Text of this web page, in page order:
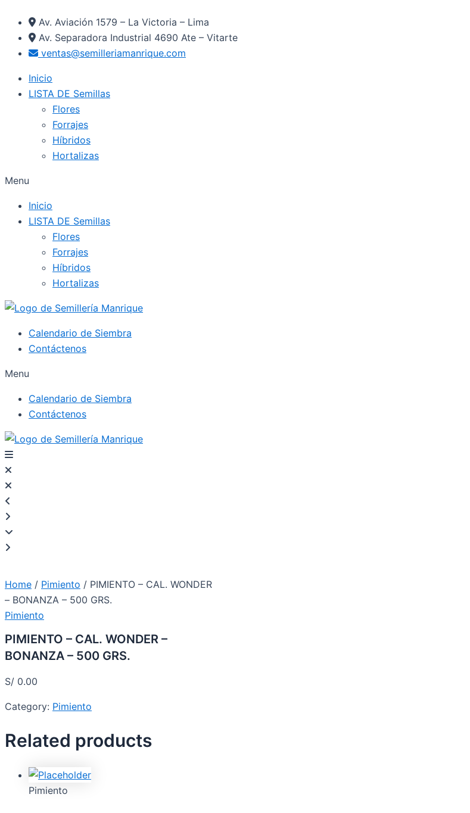
contenido
Av. Aviación 1579 – La Victoria – Lima
Av. Separadora Industrial 4690 Ate – Vitarte
ventas@semilleriamanrique.com
Inicio
LISTA DE Semillas
Flores
Forrajes
Híbridos
Hortalizas
Menu
Inicio
LISTA DE Semillas
Flores
Forrajes
Híbridos
Hortalizas
Calendario de Siembra
Contáctenos
Menu
Calendario de Siembra
Contáctenos
Home / Pimiento / PIMIENTO – CAL. WONDER
– BONANZA – 500 GRS.
Pimiento
PIMIENTO – CAL. WONDER –
BONANZA – 500 GRS.
S/ 0.00
Category: Pimiento
Related products
Pimiento